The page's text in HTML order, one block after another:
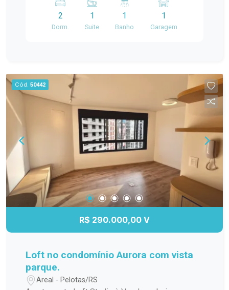
e do Fórum. Com uma sacada charmosa e
churrasqueira, este espaço é perfeito para
receber amigos e familiares em momentos de
comemorações, espaço gourmet para preparar
refeições especiais, quadra poliesportiva para os
amantes de esportes e um playground seguro e
divertido para as crianças. Não perca a chance de
viver em um lugar que une conforto, praticidade e
lazer. Agende sua visita e venha conhecer esse
incrível apartamento!
2
Dorm.
1
Suite
1
Banho
1
Garagem
Cód. 50442
R$ 290.000,00 V
Loft no condomínio Aurora com vista
parque.
Areal - Pelotas/RS